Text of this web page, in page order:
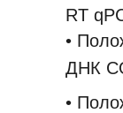
RT
•
ДНК
•